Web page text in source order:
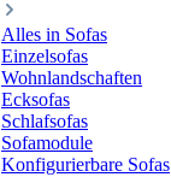
Alles in Sofas
Einzelsofas
Wohnlandschaften
Ecksofas
Schlafsofas
Sofamodule
Konfigurierbare Sofas